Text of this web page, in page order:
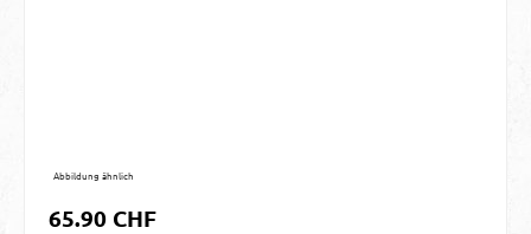
Abbildung ähnlich
Regulärer Preis:
65.90 CHF